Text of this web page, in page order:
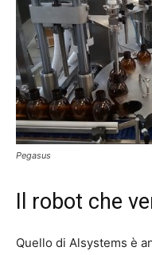
Pegasus
Il robot che
Quello di Alsystems è